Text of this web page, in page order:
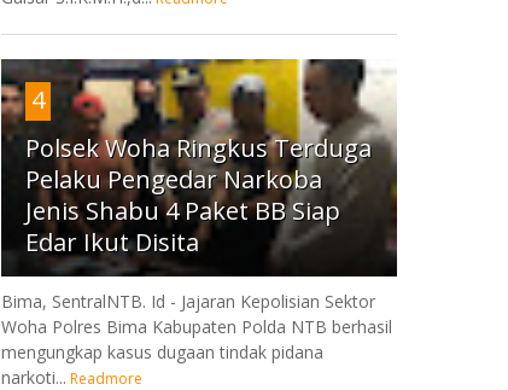
4
Polsek Woha Ringkus Terduga
Pelaku Pengedar Narkoba
Jenis Shabu 4 Paket BB Siap
Edar Ikut Disita
Bima, SentralNTB. Id - Jajaran Kepolisian Sektor
Woha Polres Bima Kabupaten Polda NTB berhasil
mengungkap kasus dugaan tindak pidana
narkoti... Readmore